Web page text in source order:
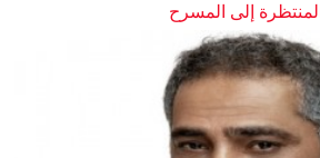
المنتظرة إلى المسرح